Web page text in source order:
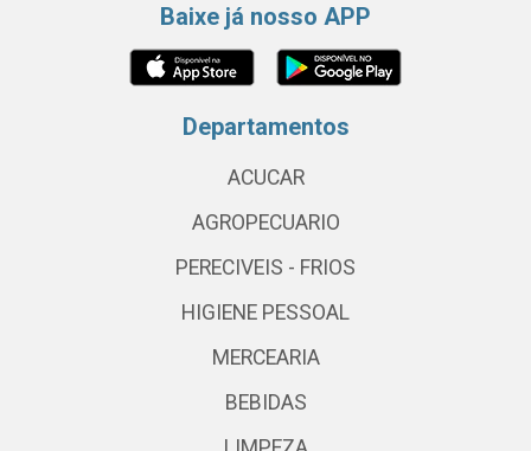
Baixe já nosso APP
Departamentos
ACUCAR
AGROPECUARIO
PERECIVEIS - FRIOS
HIGIENE PESSOAL
MERCEARIA
BEBIDAS